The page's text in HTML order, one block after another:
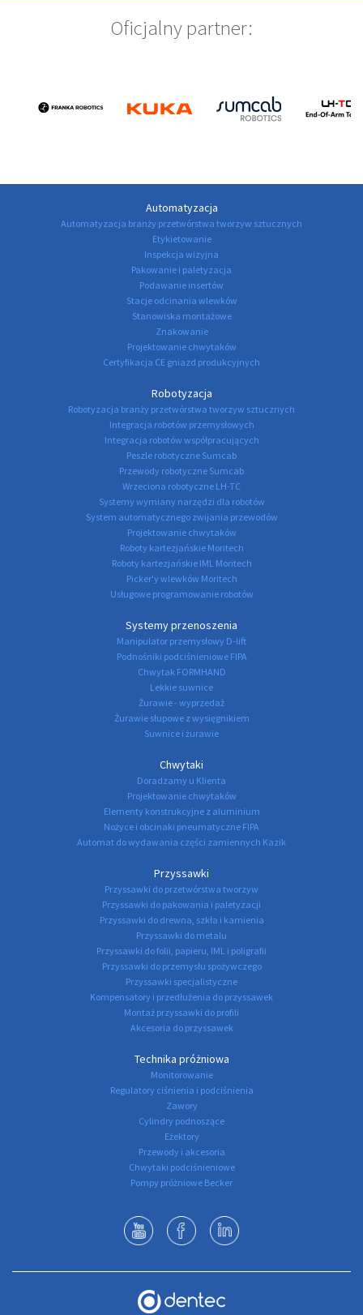
Oficjalny partner:
Automatyzacja
Automatyzacja branży przetwórstwa tworzyw sztucznych
Etykietowanie
Inspekcja wizyjna
Pakowanie i paletyzacja
Podawanie insertów
Stacje odcinania wlewków
Stanowiska montażowe
Znakowanie
Projektowanie chwytaków
Certyfikacja CE gniazd produkcyjnych
Robotyzacja
Robotyzacja branży przetwórstwa tworzyw sztucznych
Integracja robotów przemysłowych
Integracja robotów współpracujących
Peszle robotyczne Sumcab
Przewody robotyczne Sumcab
Wrzeciona robotyczne LH-TC
Systemy wymiany narzędzi dla robotów
System automatycznego zwijania przewodów
Projektowanie chwytaków
Roboty kartezjańskie Moritech
Roboty kartezjańskie IML Moritech
Picker'y wlewków Moritech
Usługowe programowanie robotów
Systemy przenoszenia
Manipulator przemysłowy D-lift
Podnośniki podciśnieniowe FIPA
Chwytak FORMHAND
Lekkie suwnice
Żurawie - wyprzedaż
Żurawie słupowe z wysięgnikiem
Suwnice i żurawie
Chwytaki
Doradzamy u Klienta
Projektowanie chwytaków
Elementy konstrukcyjne z aluminium
Nożyce i obcinaki pneumatyczne FIPA
Automat do wydawania części zamiennych Kazik
Przyssawki
Przyssawki do przetwórstwa tworzyw
Przyssawki do pakowania i paletyzacji
Przyssawki do drewna, szkła i kamienia
Przyssawki do metalu
Przyssawki do folii, papieru, IML i poligrafii
Przyssawki do przemysłu spożywczego
Przyssawki specjalistyczne
Kompensatory i przedłużenia do przyssawek
Montaż przyssawki do profili
Akcesoria do przyssawek
Technika próżniowa
Monitorowanie
Regulatory ciśnienia i podciśnienia
Zawory
Cylindry podnoszące
Eżektory
Przewody i akcesoria
Chwytaki podciśnieniowe
Pompy próżniowe Becker